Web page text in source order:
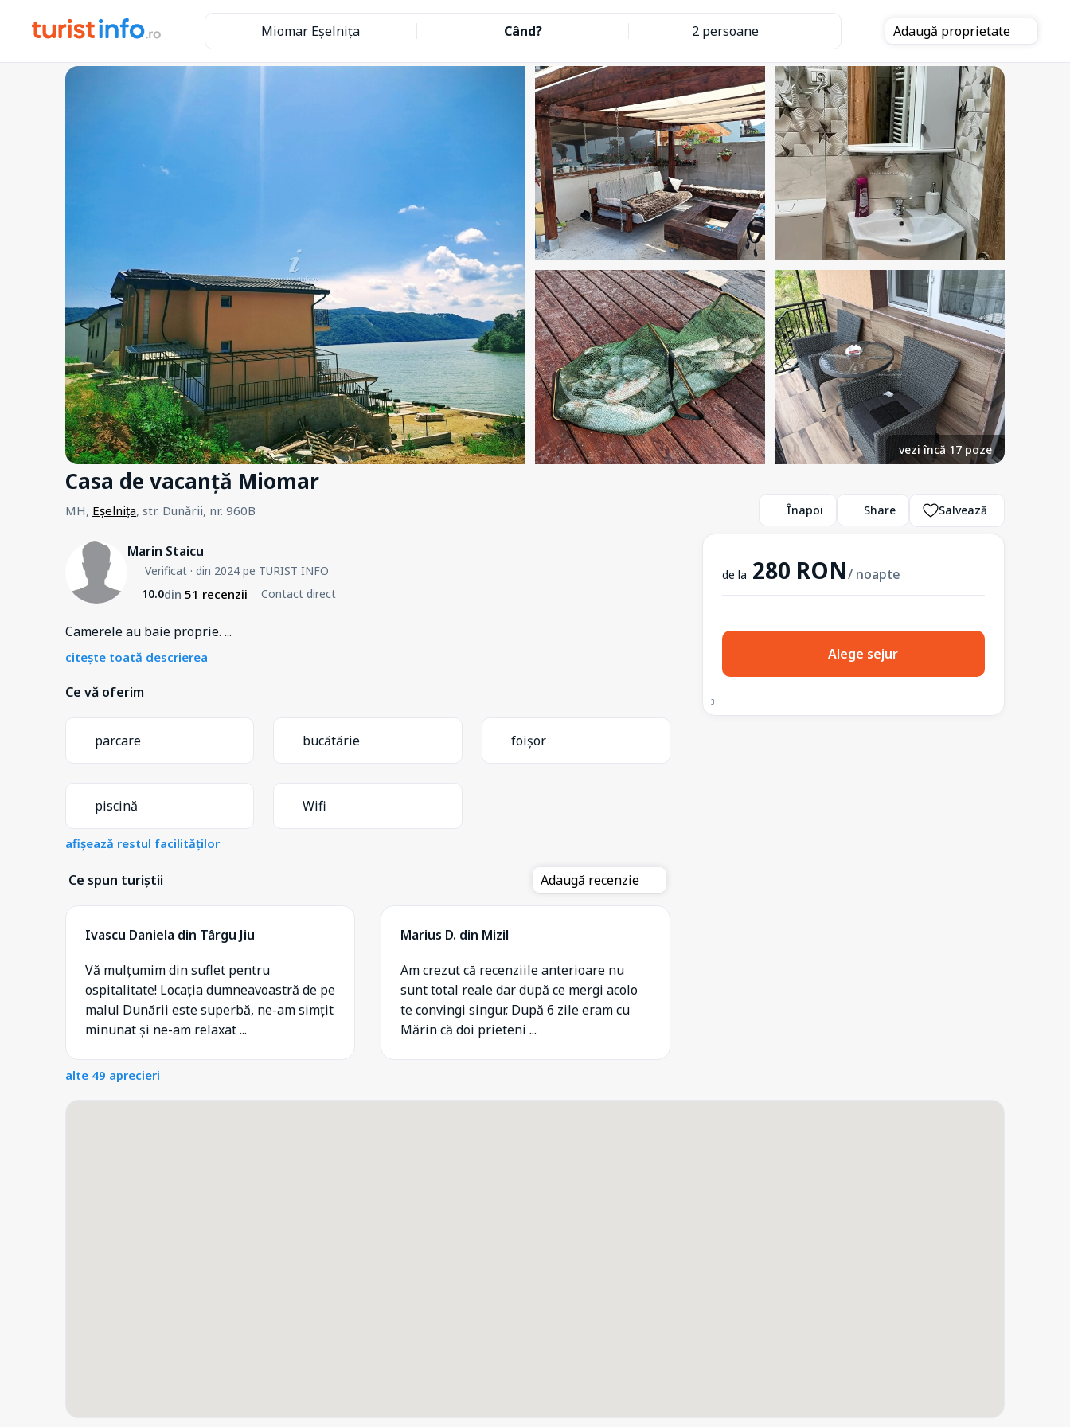
Miomar Eșelnița Când? 2 persoane Adaugă proprietate
vezi încă 17 poze
Casa de vacanță Miomar
MH, Eșelnița, str. Dunării, nr. 960B Înapoi Share Salvează
Marin Staicu
Verificat· din 2024 pe TURIST INFO
10.0din 51 recenzii Contact direct
Camerele au baie proprie. ...
citește toată descrierea
Ce vă oferim
parcare bucătărie foișor
piscină Wifi
afișează restul facilităților
Ce spun turiștii Adaugă recenzie
Ivascu Daniela din Târgu Jiu
Vă mulțumim din suflet pentru
ospitalitate! Locația dumneavoastră de pe
malul Dunării este superbă, ne-am simțit
minunat și ne-am relaxat ...
Marius D. din Mizil
Am crezut că recenziile anterioare nu
sunt total reale dar după ce mergi acolo
te convingi singur. După 6 zile eram cu
Mărin că doi prieteni ...
alte 49 aprecieri
de la 280 RON/ noapte
Alege sejur
3